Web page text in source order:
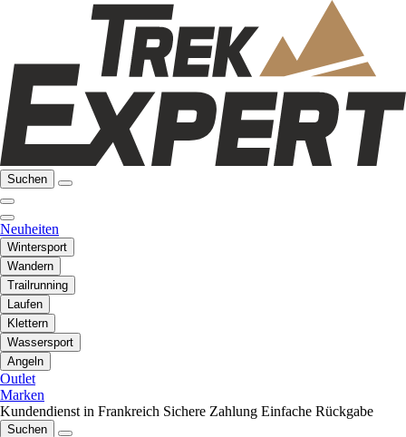
Suchen
Neuheiten
Wintersport
Wandern
Trailrunning
Laufen
Klettern
Wassersport
Angeln
Outlet
Marken
Kundendienst in Frankreich Sichere Zahlung Einfache Rückgabe
Suchen